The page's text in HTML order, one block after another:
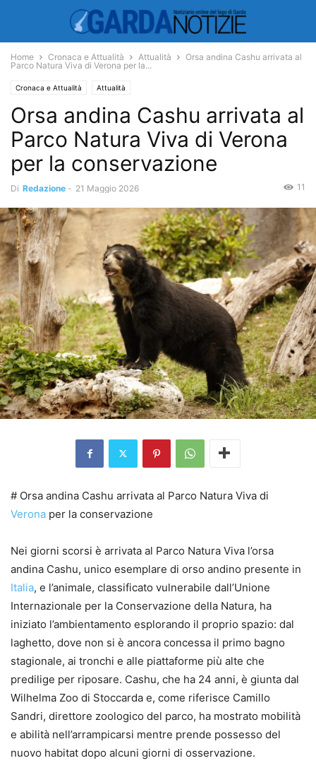
Home Cronaca e Attualità Attualità
Orsa andina Cashu arrivata al
Parco Natura Viva di Verona per la...
Cronaca e Attualità Attualità
Orsa andina Cashu arrivata al
Parco Natura Viva di Verona
per la conservazione
Di Redazione - 21 Maggio 2026 11
# Orsa andina Cashu arrivata al Parco Natura Viva di
Verona per la conservazione
Nei giorni scorsi è arrivata al Parco Natura Viva l’orsa
andina Cashu, unico esemplare di orso andino presente in
Italia, e l’animale, classificato vulnerabile dall’Unione
Internazionale per la Conservazione della Natura, ha
iniziato l’ambientamento esplorando il proprio spazio: dal
laghetto, dove non si è ancora concessa il primo bagno
stagionale, ai tronchi e alle piattaforme più alte che
predilige per riposare. Cashu, che ha 24 anni, è giunta dal
Wilhelma Zoo di Stoccarda e, come riferisce Camillo
Sandri, direttore zoologico del parco, ha mostrato mobilità
e abilità nell’arrampicarsi mentre prende possesso del
nuovo habitat dopo alcuni giorni di osservazione.